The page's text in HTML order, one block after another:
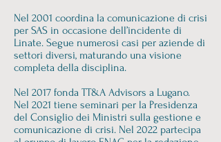
Nel 2001 coordina la comunicazione di crisi
per SAS in occasione dell’incidente di
Linate. Segue numerosi casi per aziende di
settori diversi, maturando una visione
completa della disciplina.
Nel 2017 fonda TT&A Advisors a Lugano.
Nel 2021 tiene seminari per la Presidenza
del Consiglio dei Ministri sulla gestione e
comunicazione di crisi. Nel 2022 partecipa